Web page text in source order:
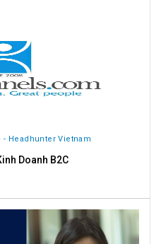
- Headhunter Vietnam
Doanh B2C